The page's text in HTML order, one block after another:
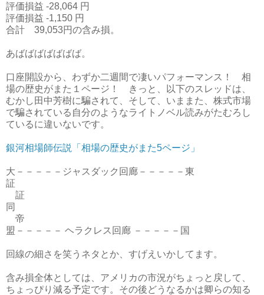
評価損益 -28,064 円
評価損益 -1,150 円
合計 39,053円の含み損。
あばばばばばばば。
口座開設から、わずか二週間で凄いパフォーマンス！ 相
場の歴史がまた１ページ！ きっと、以下のスレッドは、
むかし田中芳樹に騙されて、そして、いままた、株式市場
で騙されている自分のようなライトノベル読みがたむろし
ているに違いないです。
銀河相場師伝説「相場の歴史がまた5ページ」
大－－－－－ジャスダック回廊－－－－－東
証
証
同
帝
盟－－－－－ ヘラクレス回廊 －－－－－国
回線の細さを笑うネタとか、すげえいかしてます。
含み損全体としては、アメリカの市況がちょっと戻して、
ちょっぴり減る予定です。その後どうなるかは卿らの知る